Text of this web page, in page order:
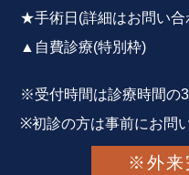
★手術日(詳細はお問い合
▲自費診療(特別枠)
※受付時間は診療時間の
※初診の方は事前にお問
※外来